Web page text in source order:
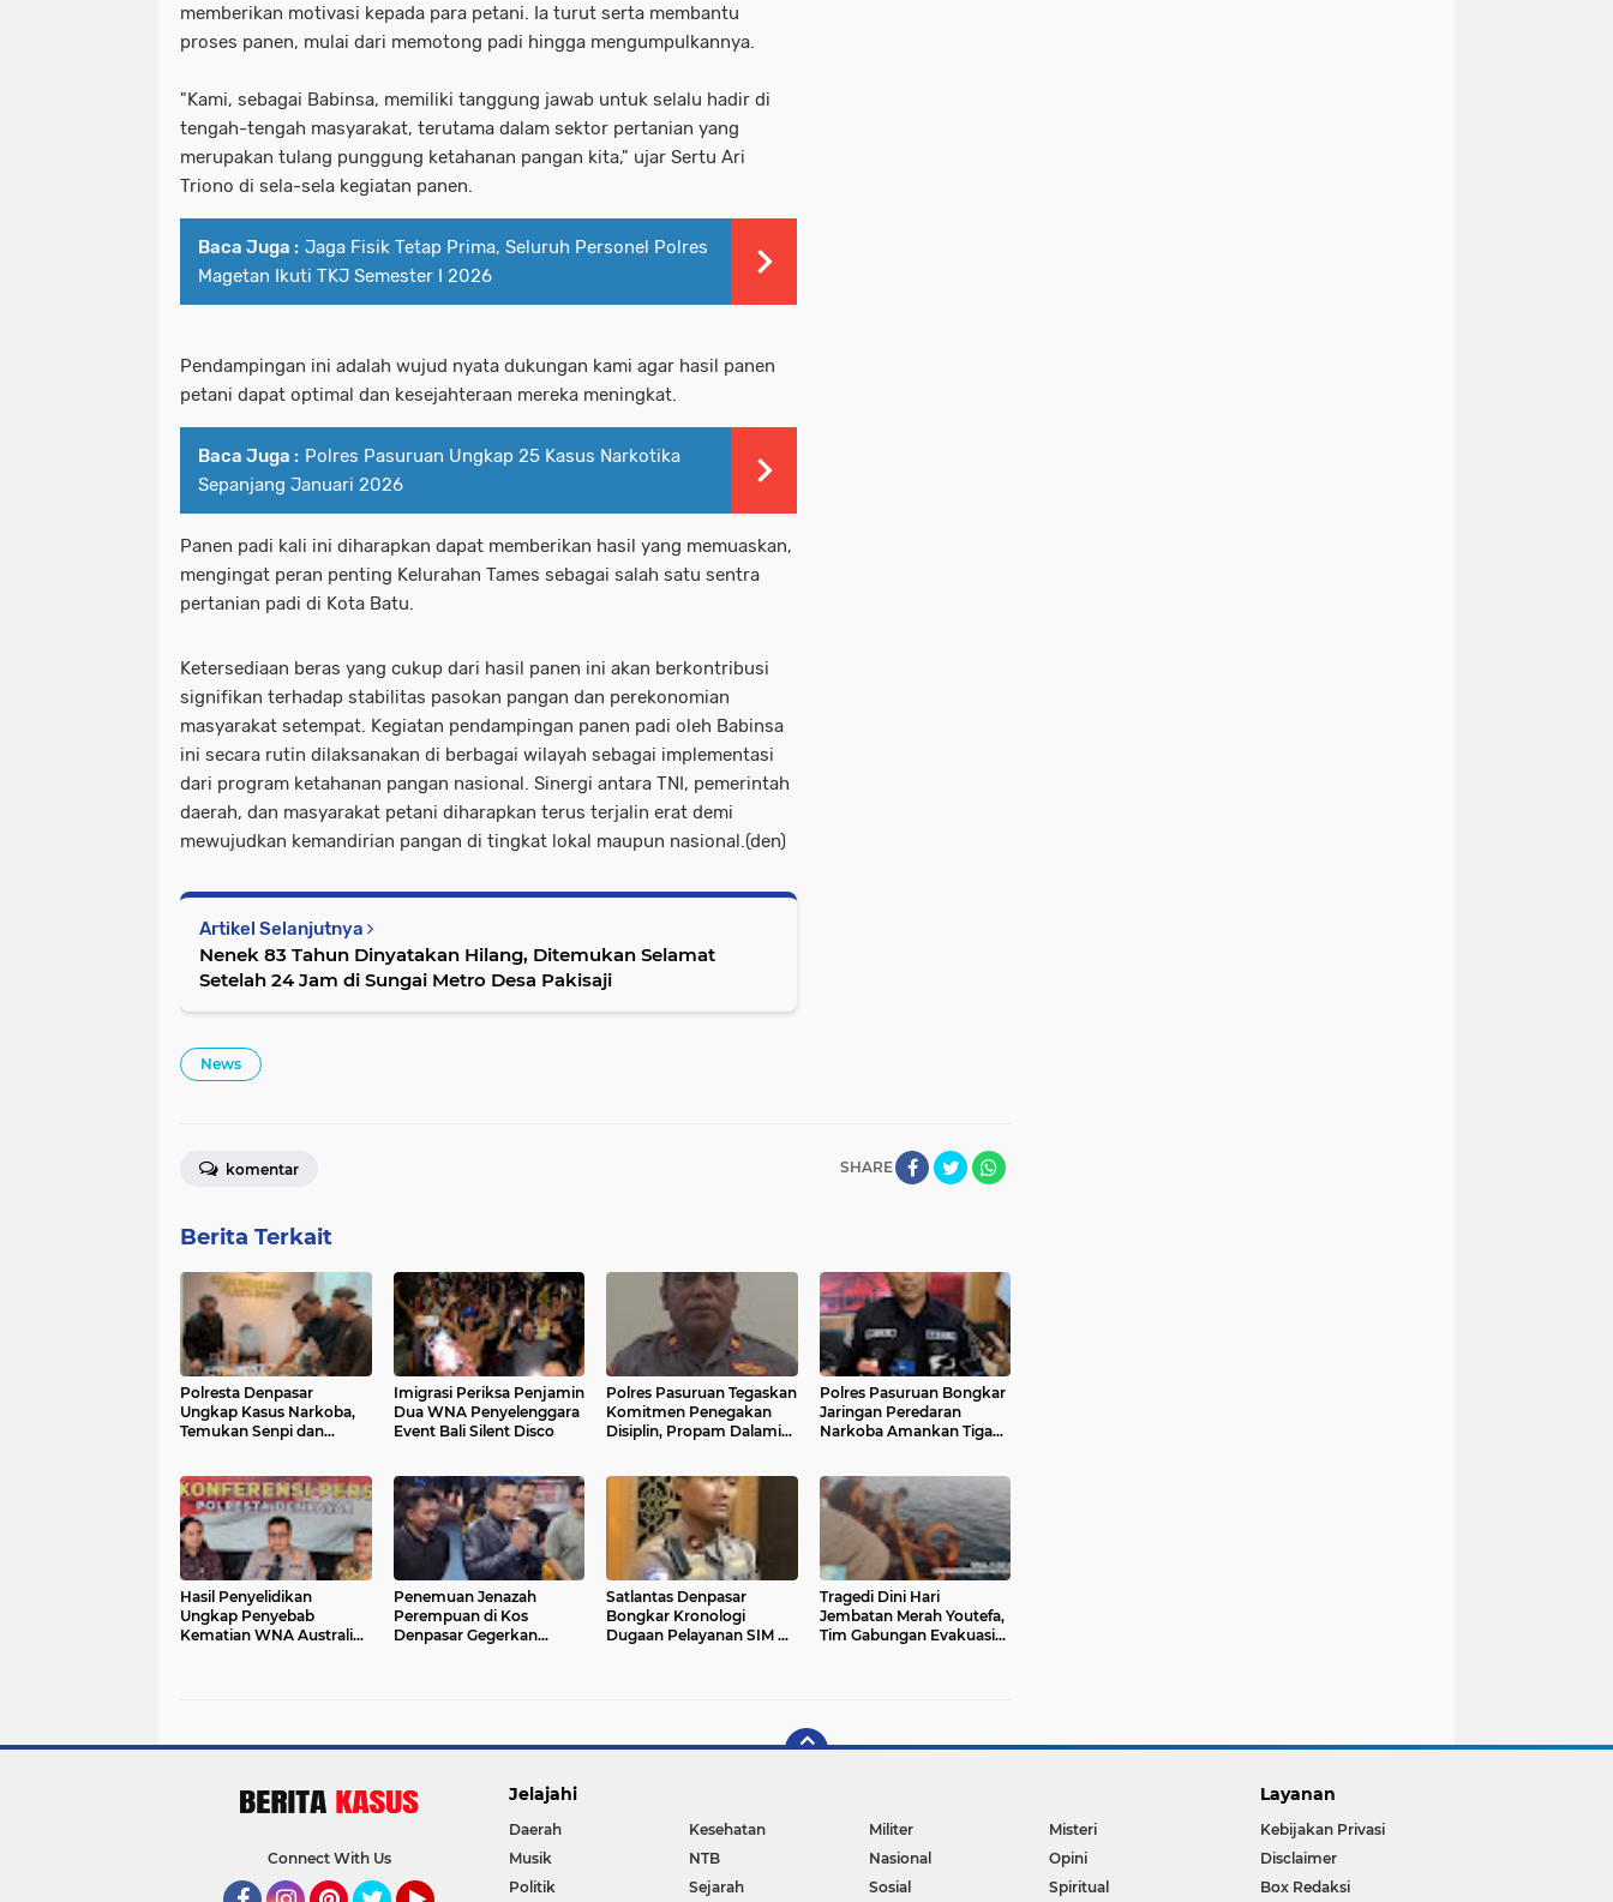
memberikan motivasi kepada para petani. Ia turut serta membantu
proses panen, mulai dari memotong padi hingga mengumpulkannya.
"Kami, sebagai Babinsa, memiliki tanggung jawab untuk selalu hadir di
tengah-tengah masyarakat, terutama dalam sektor pertanian yang
merupakan tulang punggung ketahanan pangan kita," ujar Sertu Ari
Triono di sela-sela kegiatan panen.
Baca Juga : Jaga Fisik Tetap Prima, Seluruh Personel Polres
Magetan Ikuti TKJ Semester I 2026
Pendampingan ini adalah wujud nyata dukungan kami agar hasil panen
petani dapat optimal dan kesejahteraan mereka meningkat.
Baca Juga : Polres Pasuruan Ungkap 25 Kasus Narkotika
Sepanjang Januari 2026
Panen padi kali ini diharapkan dapat memberikan hasil yang memuaskan,
mengingat peran penting Kelurahan Tames sebagai salah satu sentra
pertanian padi di Kota Batu.
Ketersediaan beras yang cukup dari hasil panen ini akan berkontribusi
signifikan terhadap stabilitas pasokan pangan dan perekonomian
masyarakat setempat. Kegiatan pendampingan panen padi oleh Babinsa
ini secara rutin dilaksanakan di berbagai wilayah sebagai implementasi
dari program ketahanan pangan nasional. Sinergi antara TNI, pemerintah
daerah, dan masyarakat petani diharapkan terus terjalin erat demi
mewujudkan kemandirian pangan di tingkat lokal maupun nasional.(den)
Artikel Selanjutnya
Nenek 83 Tahun Dinyatakan Hilang, Ditemukan Selamat
Setelah 24 Jam di Sungai Metro Desa Pakisaji
News
SHARE
komentar
Berita Terkait
Polresta Denpasar
Ungkap Kasus Narkoba,
Temukan Senpi dan
Imigrasi Periksa Penjamin
Dua WNA Penyelenggara
Event Bali Silent Disco
Polres Pasuruan Tegaskan
Komitmen Penegakan
Disiplin, Propam Dalami
Polres Pasuruan Bongkar
Jaringan Peredaran
Narkoba Amankan Tiga
Hasil Penyelidikan
Ungkap Penyebab
Kematian WNA Australia
Penemuan Jenazah
Perempuan di Kos
Denpasar Gegerkan
Satlantas Denpasar
Bongkar Kronologi
Dugaan Pelayanan SIM di
Tragedi Dini Hari
Jembatan Merah Youtefa,
Tim Gabungan Evakuasi
Connect With Us
Jelajahi
Daerah Kesehatan Militer
Misteri
Musik
NTB Nasional
Opini
Politik
Sejarah Sosial Spiritual
Layanan
Kebijakan Privasi
Disclaimer
Box Redaksi